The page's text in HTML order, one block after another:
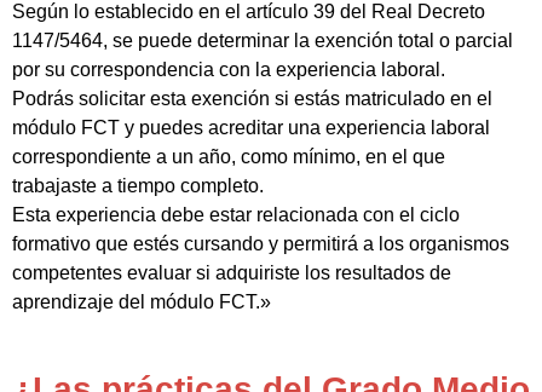
Según lo establecido en el artículo 39 del Real Decreto
1147/5464, se puede determinar la exención total o parcial
por su correspondencia con la experiencia laboral.
Podrás solicitar esta exención si estás matriculado en el
módulo FCT y puedes acreditar una experiencia laboral
correspondiente a un año, como mínimo, en el que
trabajaste a tiempo completo.
Esta experiencia debe estar relacionada con el ciclo
formativo que estés cursando y permitirá a los organismos
competentes evaluar si adquiriste los resultados de
aprendizaje del módulo FCT.»